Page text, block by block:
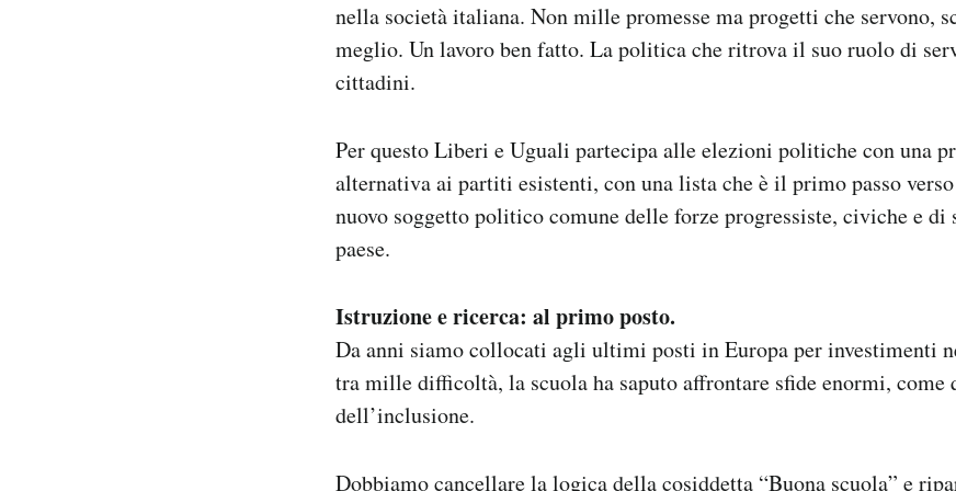
nella società italiana. Non mille promesse ma progetti che servono,
meglio. Un lavoro ben fatto. La politica che ritrova il suo ruolo di
cittadini.
Per questo Liberi e Uguali partecipa alle elezioni politiche con una
alternativa ai partiti esistenti, con una lista che è il primo passo
nuovo soggetto politico comune delle forze progressiste, civiche e
paese.
Istruzione e ricerca: al primo posto.
Da anni siamo collocati agli ultimi posti in Europa per investimenti
tra mille difficoltà, la scuola ha saputo affrontare sfide enormi, come
dell’inclusione.
Dobbiamo cancellare la logica della cosiddetta “Buona scuola” e